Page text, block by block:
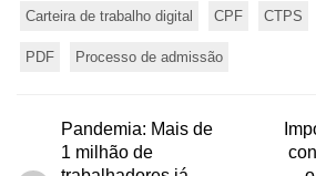
Carteira de trabalho digital CPF CTPS
PDF Processo de admissão
Pandemia: Mais de
1 milhão de